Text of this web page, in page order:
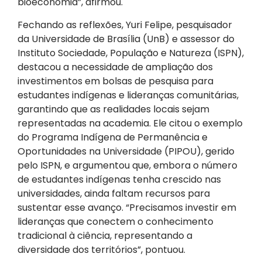
Fechando as reflexões, Yuri Felipe, pesquisador
da Universidade de Brasília (UnB) e assessor do
Instituto Sociedade, População e Natureza (ISPN),
destacou a necessidade de ampliação dos
investimentos em bolsas de pesquisa para
estudantes indígenas e lideranças comunitárias,
garantindo que as realidades locais sejam
representadas na academia. Ele citou o exemplo
do Programa Indígena de Permanência e
Oportunidades na Universidade (PIPOU), gerido
pelo ISPN, e argumentou que, embora o número
de estudantes indígenas tenha crescido nas
universidades, ainda faltam recursos para
sustentar esse avanço. “Precisamos investir em
lideranças que conectem o conhecimento
tradicional à ciência, representando a
diversidade dos territórios”, pontuou.